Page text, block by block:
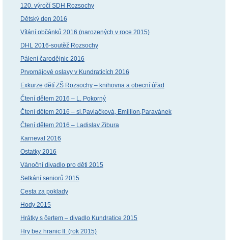
120. výročí SDH Rozsochy
Dětský den 2016
Vítání občánků 2016 (narozených v roce 2015)
DHL 2016-soutěž Rozsochy
Pálení čarodějnic 2016
Prvomájové oslavy v Kundraticích 2016
Exkurze dětí ZŠ Rozsochy – knihovna a obecní úřad
Čtení dětem 2016 – L. Pokorný
Čtení dětem 2016 – sl.Pavlačková, Emillion,Paravánek
Čtení dětem 2016 – Ladislav Zibura
Karneval 2016
Ostatky 2016
Vánoční divadlo pro děti 2015
Setkání seniorů 2015
Cesta za poklady
Hody 2015
Hrátky s čertem – divadlo Kundratice 2015
Hry bez hranic II. (rok 2015)